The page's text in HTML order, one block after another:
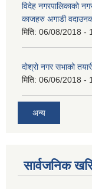
विदेह नगरपालिकाको
काजहरु अगाडी
मिति: 06/08/2018 -
दोश्रो नगर सभाको
मिति: 06/06/2018 -
अन्य
सार्वजनिक